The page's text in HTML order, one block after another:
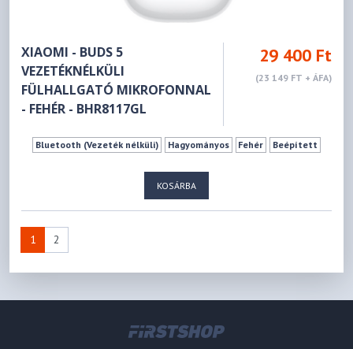
XIAOMI - BUDS 5
VEZETÉKNÉLKÜLI
FÜLHALLGATÓ MIKROFONNAL
- FEHÉR - BHR8117GL
29 400 Ft
(23 149 FT + ÁFA)
Bluetooth (Vezeték nélküli) Hagyományos Fehér Beépített
KOSÁRBA
1 2